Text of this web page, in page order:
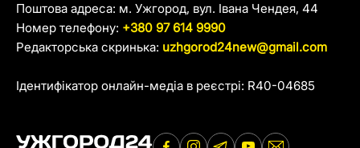
Поштова адреса: м. Ужгород, вул. Івана Чендея, 44
Номер телефону: +380 97 614 9990
Редакторська скринька: uzhgorod24new@gmail.com
Ідентифікатор онлайн-медіа в реєстрі: R40-04685